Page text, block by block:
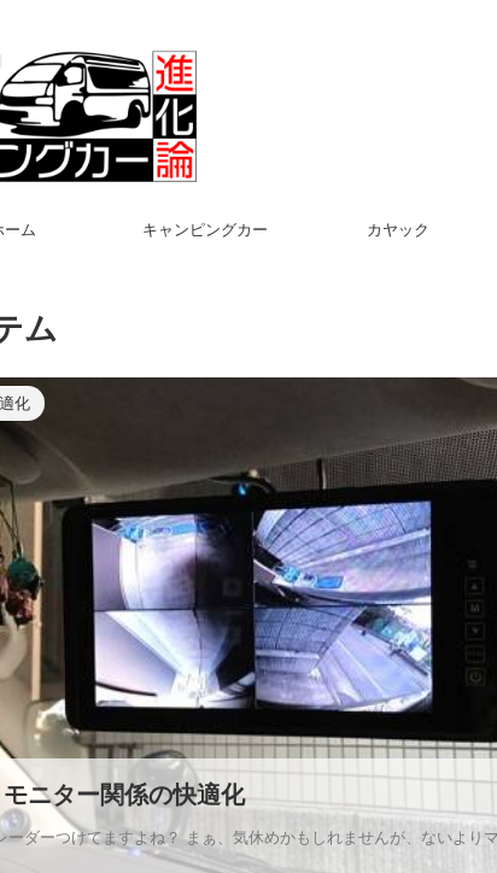
ーム キャンピングカー カヤック
ム
化
ニター関係の快適化
ーダーつけてますよね？ まぁ、気休めかもしれませんが、ないより